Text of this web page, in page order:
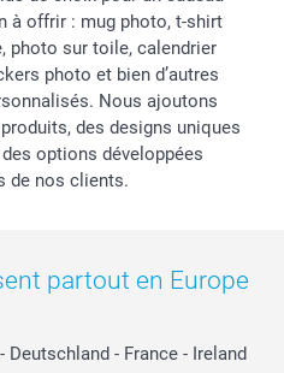
à offrir : mug photo, t-shirt
photo sur toile, calendrier
photo et bien d’autres
Nous ajoutons
des designs uniques
options développées
de nos clients.
partout en Europe
- Deutschland - France - Ireland